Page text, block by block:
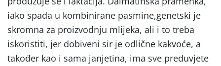
iako spada u kombinirane pasmine,genetski je
skromna za proizvodnju mlijeka, ali i to treba
iskoristiti, jer dobiveni sir je odlične kakvoće, a
također kao i sama janjetina, ima sve preduvjete